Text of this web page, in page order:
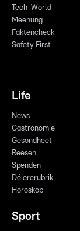
Tech-World
Meenung
Faktencheck
Safety First
Life
News
Gastronomie
Gesondheet
Reesen
Spenden
Déiererubrik
Horoskop
Sport